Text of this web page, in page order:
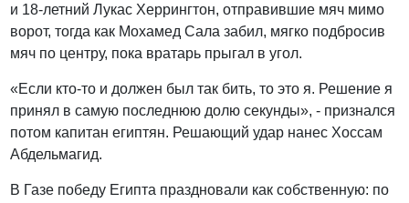
и 18-летний Лукас Херрингтон, отправившие мяч мимо
ворот, тогда как Мохамед Сала забил, мягко подбросив
мяч по центру, пока вратарь прыгал в угол.
«Если кто-то и должен был так бить, то это я. Решение я
принял в самую последнюю долю секунды», - признался
потом капитан египтян. Решающий удар нанес Хоссам
Абдельмагид.
В Газе победу Египта праздновали как собственную: по